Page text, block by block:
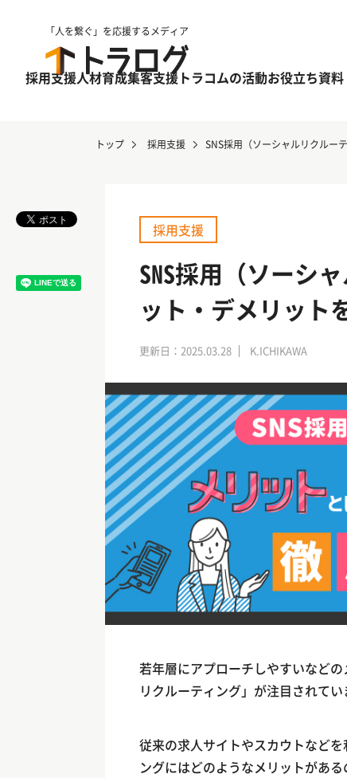
「人を繋ぐ」を応援するメディア
採用支援人材育成集客支援 トラコムの活動お役立ち資料
トップ 採用支援 SNS採用（ソーシャルリクルー
採用支援
SNS採用（ソーシ
ット・デメリット
更新日：2025.03.28 K.ICHIKAWA
若年層にアプローチしやすいなど
リクルーティング」が注目されてい
従来の求人サイトやスカウトなど
ングにはどのようなメリットがあ